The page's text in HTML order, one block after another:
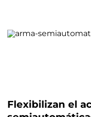
Flexibilizan el